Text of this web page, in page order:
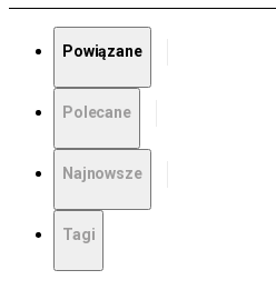
Powiązane
Polecane
Najnowsze
Tagi